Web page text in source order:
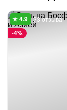
-4%
33 отзыва